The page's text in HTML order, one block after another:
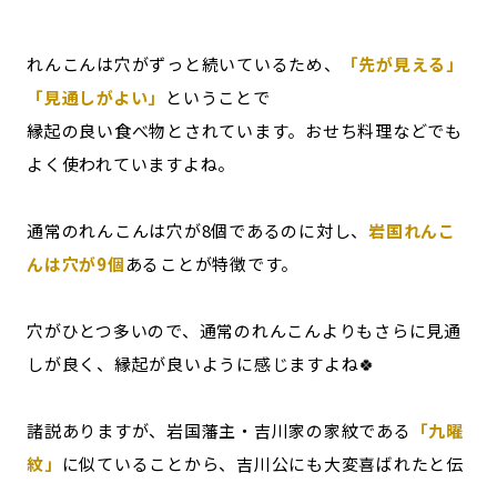
れんこんは穴がずっと続いているため、
「先が見える」
「見通しがよい」
ということで
縁起の良い食べ物とされています。おせち料理などでも
よく使われていますよね。
通常のれんこんは穴が8個であるのに対し、 岩国れんこ
んは穴が9個あることが特徴です。
穴がひとつ多いので、通常のれんこんよりもさらに見通
しが良く、縁起が良いように感じますよね🍀
諸説ありますが、岩国藩主・吉川家の家紋である 「九曜
紋」 に似ていることから、吉川公にも大変喜ばれたと伝